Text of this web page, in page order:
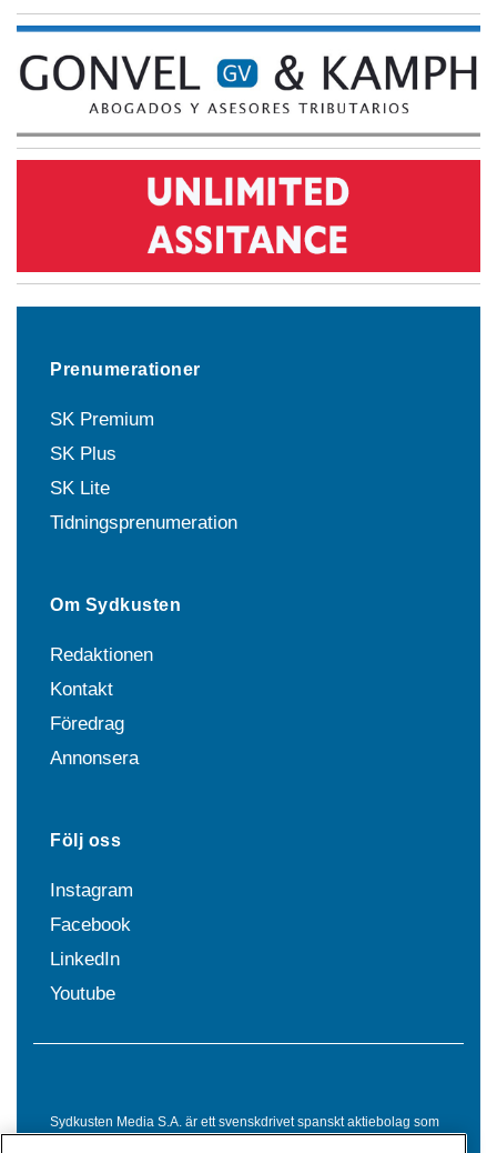
Prenumerationer
SK Premium
SK Plus
SK Lite
Tidningsprenumeration
Om Sydkusten
Redaktionen
Kontakt
Föredrag
Annonsera
Följ oss
Instagram
Facebook
LinkedIn
Youtube
Sydkusten Media S.A. är ett svenskdrivet spanskt aktiebolag som